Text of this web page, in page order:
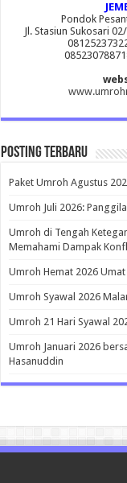
Pondok
Jl. Stasiun Sukosari
Posting Terbaru
Paket Umroh Agustus
Umroh Juli 2026:
Umroh di Tengah
Memahami Dampak
Umroh Hemat 2026
Umroh Syawal 2026
Umroh 21 Hari Syawal
Umroh Januari 2026
Hasanuddin